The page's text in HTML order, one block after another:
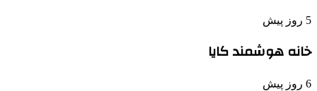
5 روز پیش
خانه هوشمند کایا
6 روز پیش